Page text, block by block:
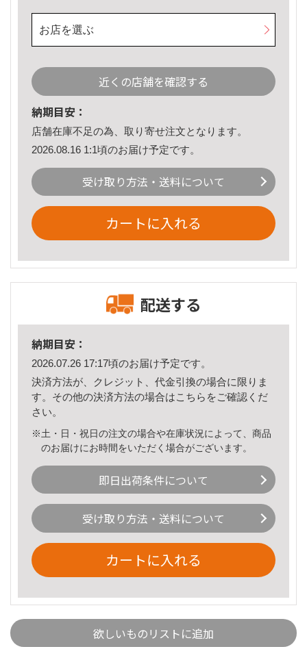
お店を選ぶ
近くの店舗を確認する
納期目安：
店舗在庫不足の為、取り寄せ注文となります。
2026.08.16 1:1頃のお届け予定です。
受け取り方法・送料について
カートに入れる
配送する
納期目安：
2026.07.26 17:17頃のお届け予定です。
決済方法が、クレジット、代金引換の場合に限りま
す。その他の決済方法の場合はこちら をご確認くだ
さい。
※土・日・祝日の注文の場合や在庫状況によって、商品
のお届けにお時間をいただく場合がございます。
即日出荷条件について
受け取り方法・送料について
カートに入れる
欲しいものリストに追加